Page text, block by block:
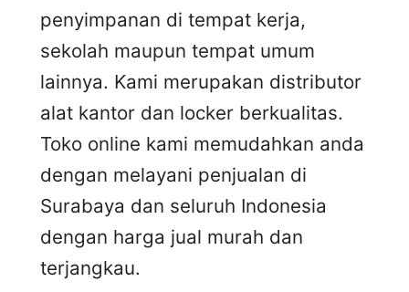
penyimpanan di tempat kerja,
sekolah maupun tempat umum
lainnya. Kami merupakan distributor
alat kantor dan locker berkualitas.
Toko online kami memudahkan anda
dengan melayani penjualan di
Surabaya dan seluruh Indonesia
dengan harga jual murah dan
terjangkau.